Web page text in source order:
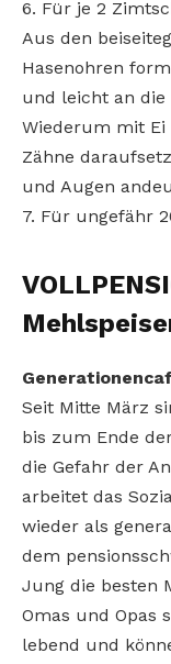
6. Für je 2
Aus den
Hasenohren
und leicht an
Wiederum mit Ei
Zähne
und Augen
7. Für ungefähr
Seit Mitte März
bis zum Ende
die Gefahr der
arbeitet das
wieder als
dem
Jung die besten
Omas und Opas
lebend und